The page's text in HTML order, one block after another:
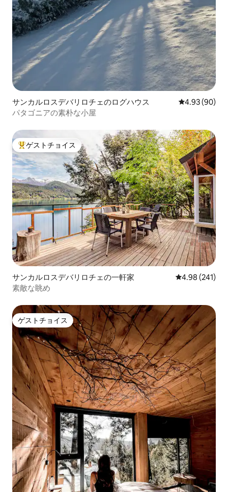
サンカルロスデバリロチェのログハウス レビュー90
4.93 (90)
パタゴニアの素朴な小屋
大好評のゲストチョイスです。
ゲストチョイス
サンカルロスデバリロチェの一軒家 レビュー241
4.98 (241)
素敵な眺め
ゲストチョイス
ゲストチョイス